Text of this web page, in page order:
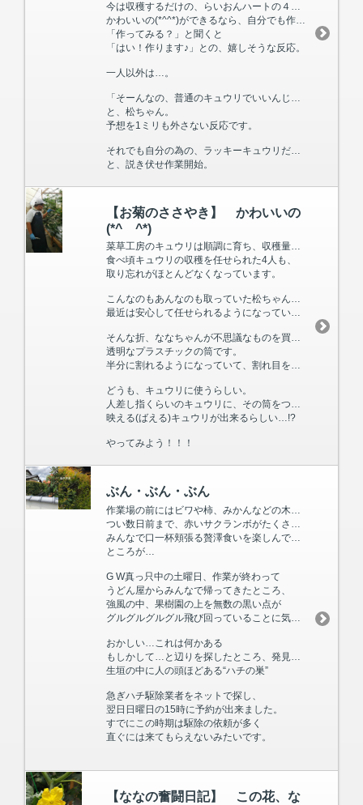
今は収穫するだけの、らいおんハートの４人。
かわいいの(*^^*)ができるなら、自分でも作ってみたいよね！？
「作ってみる？」と聞くと
「はい！作ります♪」との、嬉しそうな反応。
一人以外は…。
「そーんなの、普通のキュウリでいいんじゃないですか」
と、松ちゃん。
予想を1ミリも外さない反応です。
それでも自分の為の、ラッキーキュウリだから作ってみようよ。
と、説き伏せ作業開始。
【お菊のささやき】 かわいいの
(*^ ^*)
菜草工房のキュウリは順調に育ち、収穫量も安定してきました。
食べ頃キュウリの収穫を任せられた4人も、
取り忘れがほとんどなくなっています。
こんなのもあんなのも取っていた松ちゃんも、
最近は安心して任せられるようになっています。
そんな折、ななちゃんが不思議なものを買ってきました。
透明なプラスチックの筒です。
半分に割れるようになっていて、割れ目をオレンジのピンで止めています。
どうも、キュウリに使うらしい。
人差し指くらいのキュウリに、その筒をつけ成長を待つと
映える(ばえる)キュウリが出来るらしい…!?
やってみよう！！！
ぶん・ぶん・ぶん
つい数日前まで、赤いサクランボがたくさん実り、
みんなで口一杯頬張る贅澤食いを楽しんでいました。
ところが…
G W真っ只中の土曜日、作業が終わって
うどん屋からみんなで帰ってきたところ、
強風の中、果樹園の上を無数の黒い点が
グルグルグルグル飛び回っていることに気付きました。
おかしい…これは何かある
もしかして…と辺りを探したところ、発見しました！
生垣の中に人の頭ほどある“ハチの巣”
急ぎハチ駆除業者をネットで探し、
翌日日曜日の15時に予約が出来ました。
すでにこの時期は駆除の依頼が多く
直ぐには来てもらえないみたいです。
【ななの奮闘日記】 この花、な